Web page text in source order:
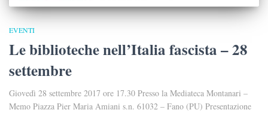
EVENTI
Le biblioteche nell’Italia fascista – 28
settembre
Giovedì 28 settembre 2017 ore 17.30 Presso la Mediateca Montanari –
Memo Piazza Pier Maria Amiani s.n. 61032 – Fano (PU) Presentazione